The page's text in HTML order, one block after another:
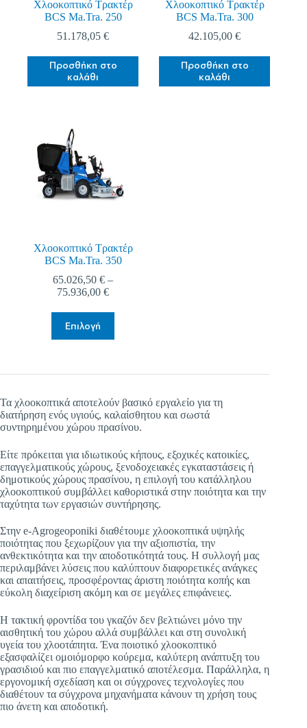
Χλοοκοπτικό Τρακτέρ
BCS Ma.Tra. 250
51.178,05€
Προσθήκη στο
καλάθι
Χλοοκοπτικό Τρακτέρ
BCS Ma.Tra. 300
42.105,00€
Προσθήκη στο
καλάθι
Χλοοκοπτικό Τρακτέρ
BCS Ma.Tra. 350
65.026,50€ –
75.936,00€Price
65.026,50 €
75.936,00 €
Επιλογή
το
προϊόν
επιλογές
μπορούν
να
στη
σελίδα
του
προϊόντος
Τα χλοοκοπτικά αποτελούν βασικό εργαλείο για τη
διατήρηση ενός υγιούς, καλαίσθητου και σωστά
συντηρημένου χώρου πρασίνου.
Είτε πρόκειται για ιδιωτικούς κήπους, εξοχικές κατοικίες,
επαγγελματικούς χώρους, ξενοδοχειακές εγκαταστάσεις ή
δημοτικούς χώρους πρασίνου, η επιλογή του κατάλληλου
χλοοκοπτικού συμβάλλει καθοριστικά στην ποιότητα και την
ταχύτητα των εργασιών συντήρησης.
Στην e-Agrogeoponiki διαθέτουμε χλοοκοπτικά υψηλής
ποιότητας που ξεχωρίζουν για την αξιοπιστία, την
ανθεκτικότητα και την αποδοτικότητά τους. Η συλλογή μας
περιλαμβάνει λύσεις που καλύπτουν διαφορετικές ανάγκες
και απαιτήσεις, προσφέροντας άριστη ποιότητα κοπής και
εύκολη διαχείριση ακόμη και σε μεγάλες επιφάνειες.
Η τακτική φροντίδα του γκαζόν δεν βελτιώνει μόνο την
αισθητική του χώρου αλλά συμβάλλει και στη συνολική
υγεία του χλοοτάπητα. Ένα ποιοτικό χλοοκοπτικό
εξασφαλίζει ομοιόμορφο κούρεμα, καλύτερη ανάπτυξη του
γρασιδιού και πιο επαγγελματικό αποτέλεσμα. Παράλληλα, η
εργονομική σχεδίαση και οι σύγχρονες τεχνολογίες που
διαθέτουν τα σύγχρονα μηχανήματα κάνουν τη χρήση τους
πιο άνετη και αποδοτική.